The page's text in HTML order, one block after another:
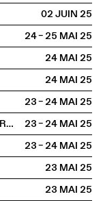
02 JUIN2025
24 – 25 MAI2025
24 MAI2025
24 MAI2025
23 – 24 MAI2025
COMPAGNIE SANTOOR | LÉA DESCHAINTRES & ILARIO SANTORO
23 – 24 MAI2025
23 – 24 MAI2025
23 MAI2025
23 MAI2025